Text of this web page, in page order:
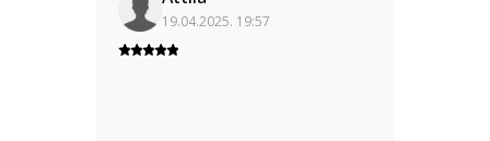
19.04.2025. 19:57